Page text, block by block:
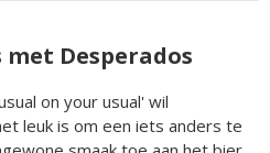
Desperados
on your usual' wil
leuk is om een iets anders te